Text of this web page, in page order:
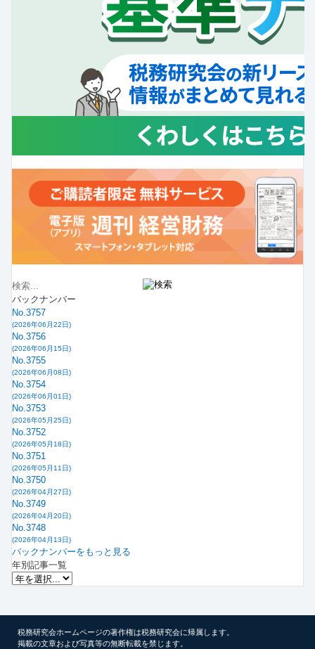
バックナンバー
No.3757
(2026年06月22日)
No.3756
(2026年06月15日)
No.3755
(2026年06月08日)
No.3754
(2026年06月01日)
No.3753
(2026年05月25日)
No.3752
(2026年05月18日)
No.3751
(2026年05月11日)
No.3750
(2026年04月27日)
No.3749
(2026年04月20日)
No.3748
(2026年04月13日)
バックナンバーをもっと見る
年別記事一覧
税務研究会ホームページの著作権は税務研究会に帰属します。
掲載の文章および写真等の無断転載を禁じます。